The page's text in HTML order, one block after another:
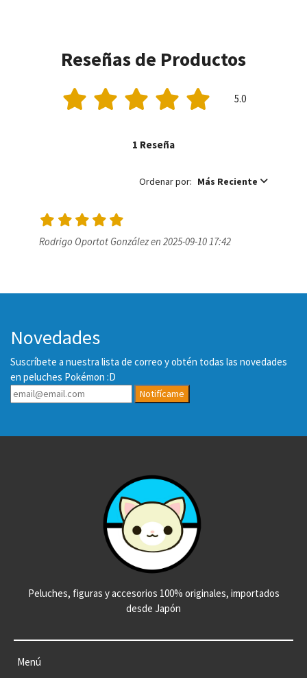
Reseñas de Productos
5.0
1 Reseña
Ordenar por: Más Reciente
Rodrigo Oportot González en 2025-09-10 17:42
Novedades
Suscríbete a nuestra lista de correo y obtén todas las novedades
en peluches Pokémon :D
Notifícame
Peluches, figuras y accesorios 100% originales, importados
desde Japón
Menú